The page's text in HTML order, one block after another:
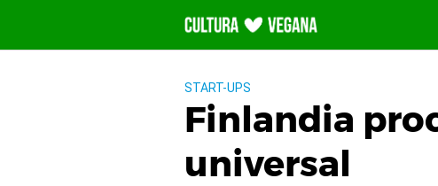
contenido
START-UPS
Finlandia
universal